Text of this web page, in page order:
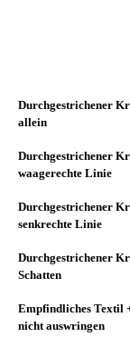
Durchgestrichener
allein
Durchgestrichener
waagerechte Linie
Durchgestrichener
senkrechte Linie
Durchgestrichener
Schatten
Empfindliches Textil
nicht auswringen